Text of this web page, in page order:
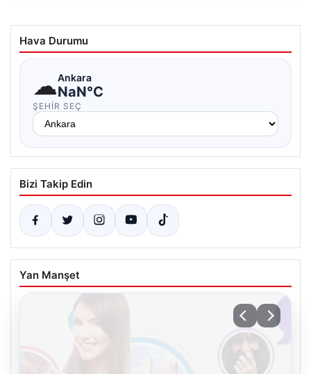
Hava Durumu
☁Ankara
NaN°C
ŞEHIR SEÇ
Bizi Takip Edin
Yan Manşet